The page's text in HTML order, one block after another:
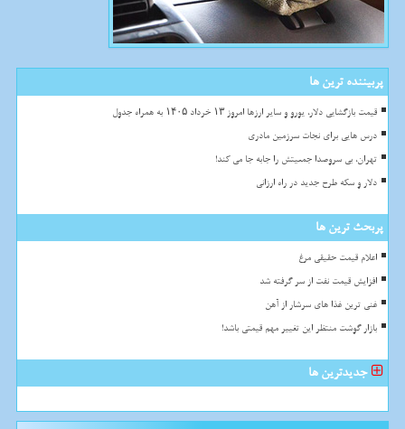
پربیننده ترین ها
قیمت بازگشایی دلار، یورو و سایر ارزها امروز ۱۳ خرداد ۱۴۰۵ به همراه جدول
درس هایی برای نجات سرزمین مادری
تهران، بی سروصدا جمعیتش را جابه جا می کند!
دلار و سکه طرح جدید در راه ارزانی
پربحث ترین ها
اعلام قیمت حقیقی مرغ
افزایش قیمت نفت از سر گرفته شد
غنی ترین غذا های سرشار از آهن
بازار گوشت منتظر این تغییر مهم قیمتی باشد!
جدیدترین ها